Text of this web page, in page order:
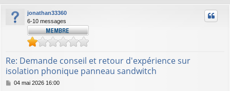
u
jonathan33360
6-10 messages
Re: Demande conseil et retour d'expérience sur
isolation phonique panneau sandwitch
M
04 mai 2026 16:00